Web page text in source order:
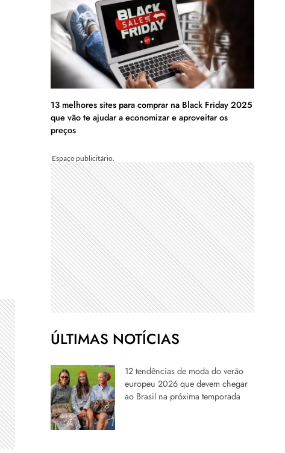
13 melhores sites para comprar na Black Friday 2025
que vão te ajudar a economizar e aproveitar os
preços
ÚLTIMAS NOTÍCIAS
12 tendências de moda do verão
europeu 2026 que devem chegar
ao Brasil na próxima temporada